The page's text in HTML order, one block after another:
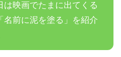
は映画でたまに出てくる
名前に泥を塗る」を紹介